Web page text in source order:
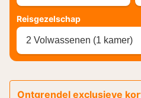
Reisgezelschap
2 Volwassenen (1 kamer)
Ontgrendel exclusieve